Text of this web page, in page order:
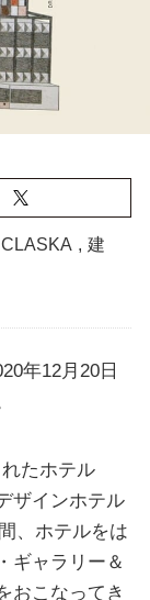
, 建
年12月20日
たホテル
ザインホテル
、ホテルをは
ギャラリー＆
おこなってき